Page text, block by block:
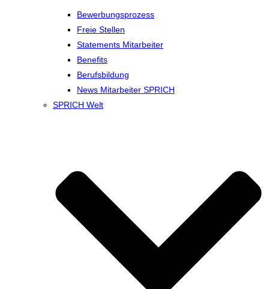
Bewerbungsprozess
Freie Stellen
Statements Mitarbeiter
Benefits
Berufsbildung
News Mitarbeiter SPRICH
SPRICH Welt